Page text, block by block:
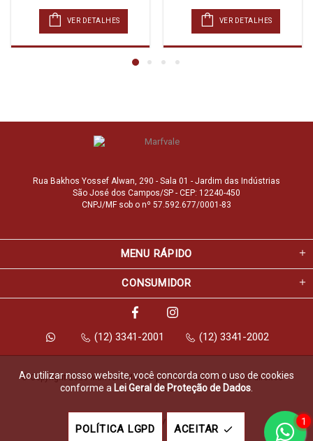
VER DETALHES VER DETALHES
Rua Bakhos Yossef Alwan, 290 - Sala 01 - Jardim das Indústrias
São José dos Campos/SP - CEP: 12240-450
CNPJ/MF sob o nº 57.592.677/0001-83
MENU RÁPIDO
CONSUMIDOR
(12) 3341-2001 (12) 3341-2002
© Copyright 2026 Marfvale Móveis para Escritório. Todos os direitos
reservados.
Feito com
Ao utilizar nosso website, você concorda com o uso de cookies
conforme a Lei Geral de Proteção de Dados
POLÍTICA LGPD ACEITAR
1